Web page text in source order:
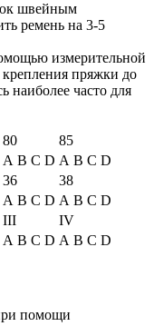
швейным
ремень на 3-5
измерительной
пряжки до
наиболее часто для
80
85
A B C D A B C D
36
38
A B C D A B C D
III
IV
A B C D A B C D
помощи